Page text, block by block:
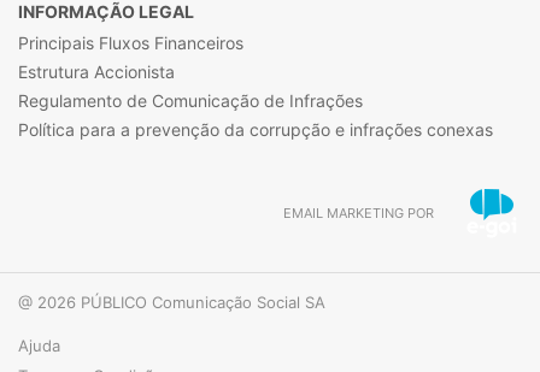
INFORMAÇÃO LEGAL
Principais Fluxos Financeiros
Estrutura Accionista
Regulamento de Comunicação de Infrações
Política para a prevenção da corrupção e infrações conexas
EMAIL MARKETING POR
@ 2026 PÚBLICO Comunicação Social SA
Ajuda